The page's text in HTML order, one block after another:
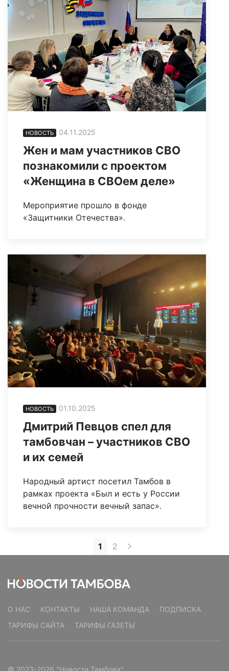
НОВОСТЬ 04.11.2025
Жен и мам участников СВО
познакомили с проектом
«Женщина в СВОем деле»
Мероприятие прошло в фонде
«Защитники Отечества».
НОВОСТЬ 01.10.2025
Дмитрий Певцов спел для
тамбовчан – участников СВО
и их семей
Народный артист посетил Тамбов в
рамках проекта «Был и есть у России
вечной прочности вечный запас».
1 2
О НАС КОНТАКТЫ НАША КОМАНДА
ПОДПИСКА
ТАРИФЫ САЙТА
ТАРИФЫ ГАЗЕТЫ
© 2023-2026 "Новости Тамбова"